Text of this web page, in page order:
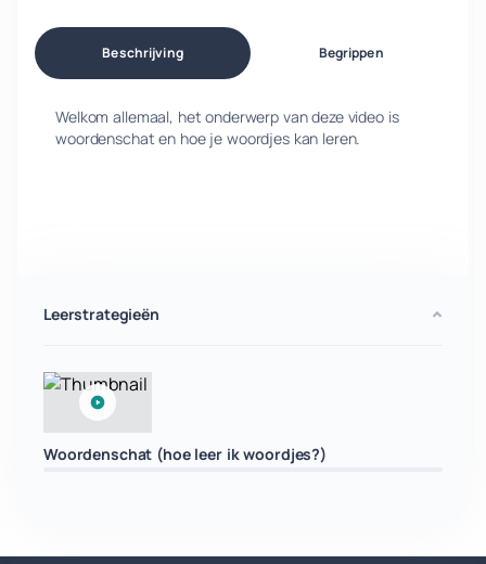
Beschrijving Begrippen
Welkom allemaal, het onderwerp van deze video is
woordenschat en hoe je woordjes kan leren.
Leerstrategieën
Woordenschat (hoe leer ik woordjes?)